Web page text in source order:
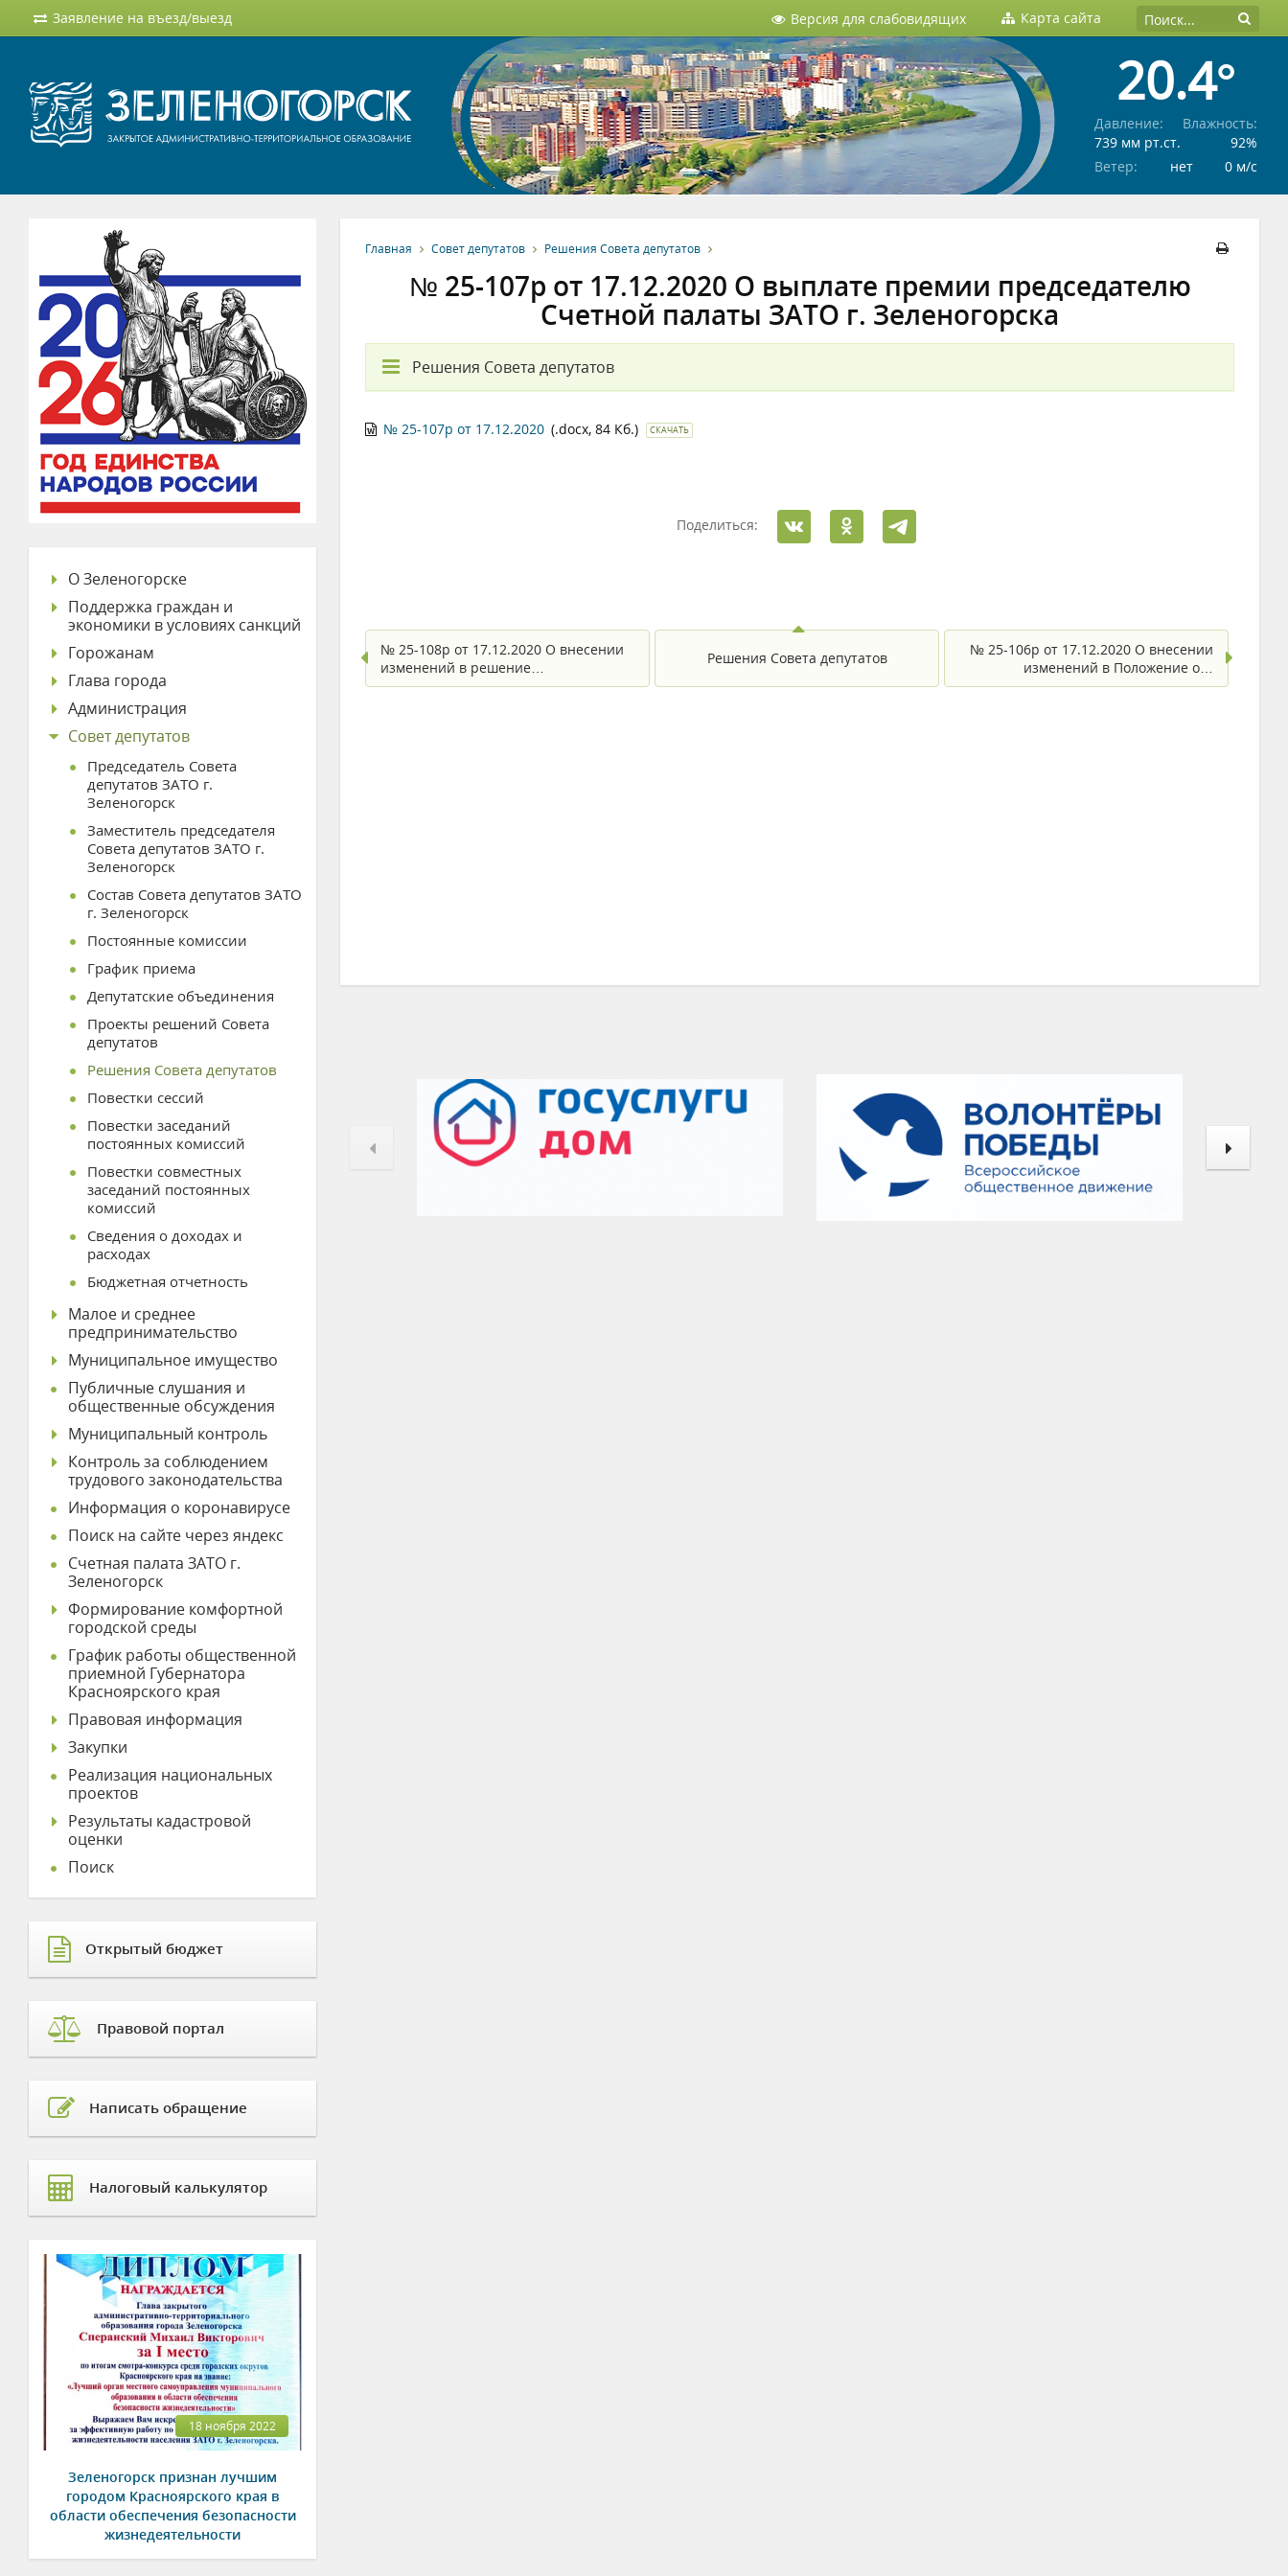
Заявление на въезд/выезд Версия для слабовидящих Карта сайта
20.4°
Давление:
739 мм рт.ст.
Влажность:
92%
Ветер:
нет 0 м/c
Главная Совет депутатов Решения Совета депутатов
№ 25-107р от 17.12.2020 О выплате премии председателю
Счетной палаты ЗАТО г. Зеленогорска
Решения Совета депутатов
№ 25-107р от 17.12.2020 (.docx, 84 Кб.) СКАЧАТЬ
Поделиться:
№ 25-108р от 17.12.2020 О внесении
изменений в решение…
Решения Совета депутатов
№ 25-106р от 17.12.2020 О внесении
изменений в Положение о…
О Зеленогорске
Поддержка граждан и
экономики в условиях санкций
Горожанам
Глава города
Администрация
Совет депутатов
Председатель Совета
депутатов ЗАТО г.
Зеленогорск
Заместитель председателя
Совета депутатов ЗАТО г.
Зеленогорск
Состав Совета депутатов ЗАТО
г. Зеленогорск
Постоянные комиссии
График приема
Депутатские объединения
Проекты решений Совета
депутатов
Решения Совета депутатов
Повестки сессий
Повестки заседаний
постоянных комиссий
Повестки совместных
заседаний постоянных
комиссий
Сведения о доходах и
расходах
Бюджетная отчетность
Малое и среднее
предпринимательство
Муниципальное имущество
Публичные слушания и
общественные обсуждения
Муниципальный контроль
Контроль за соблюдением
трудового законодательства
Информация о коронавирусе
Поиск на сайте через яндекс
Счетная палата ЗАТО г.
Зеленогорск
Формирование комфортной
городской среды
График работы общественной
приемной Губернатора
Красноярского края
Правовая информация
Закупки
Реализация национальных
проектов
Результаты кадастровой
оценки
Поиск
Открытый бюджет
Правовой портал
Написать обращение
Налоговый калькулятор
18 ноября 2022
Зеленогорск признан лучшим
городом Красноярского края в
области обеспечения безопасности
жизнедеятельности